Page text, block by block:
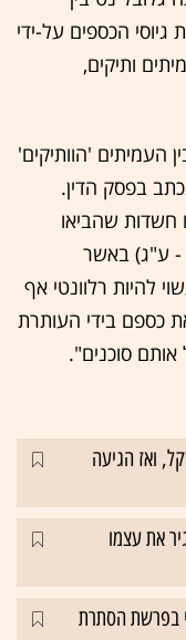
הכספים על-ידי
ותיקים,
העמיתים 'הוותיקים'
בפסק הדין.
חשדות שהביאו
- ע"ג) באשר
להיות רלוונטי אף
כספם בידי העותרת
סוכנים".
ב-27 מיליון שקל, ואז הגיעה
את עצמו
בפרשת הסתרת